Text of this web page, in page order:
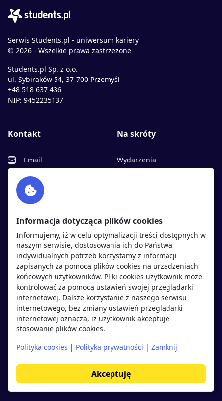
Serwis Students.pl - uniwersum kariery
© 2026 - Wszelkie prawa zastrzeżone
Students.pl Sp. z o.o.
ul. Sybiraków 54, 37-700 Przemyśl
+48 518 637 436
NIP: 9452235137
Kontakt
Email
Facebook
Twitter
Na skróty
Wydarzenia
Polityka cookies
Polityka prywatności
Kandydaci
Regulamin kandydata
Oferty pracy
Pracodawcy
Opinie o pracodawcach
Blog
Pracodawcy
Regulamin pracodawcy
Dodaj ogłoszenie
Informacja dotycząca plików cookies
Informujemy, iż w celu optymalizacji treści dostępnych w
naszym serwisie, dostosowania ich do Państwa
indywidualnych potrzeb korzystamy z informacji
zapisanych za pomocą plików cookies na urządzeniach
końcowych użytkowników. Pliki cookies użytkownik może
kontrolować za pomocą ustawień swojej przeglądarki
internetowej. Dalsze korzystanie z naszego serwisu
internetowego, bez zmiany ustawień przeglądarki
internetowej oznacza, iż użytkownik akceptuje
stosowanie plików cookies.
Polityka cookies | Polityka prywatności | Zamknij
Akceptuję